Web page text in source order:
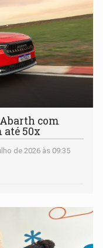
Abarth com
até 50x
de 2026 às 09:35